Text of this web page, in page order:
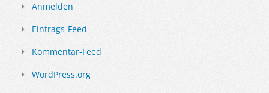
Anmelden
Eintrags-Feed
Kommentar-Feed
WordPress.org